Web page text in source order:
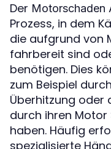
Der Motorschaden
Prozess, in dem
die aufgrund von
fahrbereit sind
benötigen. Dies
zum Beispiel
Überhitzung oder
durch ihren
haben. Häufig
spezialisierte